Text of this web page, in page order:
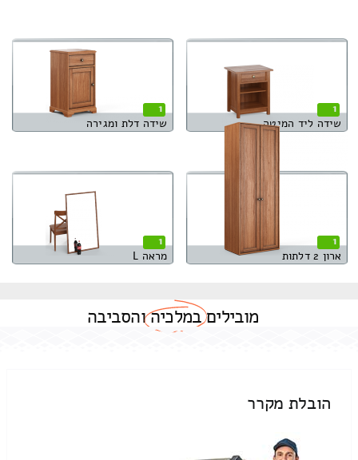
1
שידה ליד המיטה
1
שידה דלת ומגירה
1
ארון 2 דלתות
1
מראה L
מוביליםבמלכיהוהסביבה
הובלת מקרר